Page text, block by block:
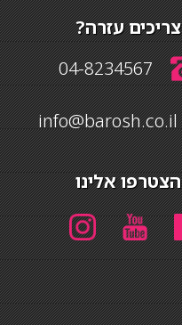
צריכים עזרה?
04-8234567
info@barosh.co.il
הצטרפו אלינו